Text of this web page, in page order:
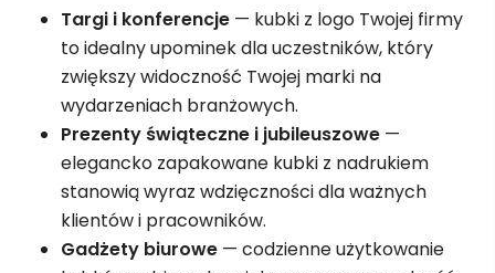
Targi i konferencje — kubki z logo Twojej firmy
to idealny upominek dla uczestników, który
zwiększy widoczność Twojej marki na
wydarzeniach branżowych.
Prezenty świąteczne i jubileuszowe —
elegancko zapakowane kubki z nadrukiem
stanowią wyraz wdzięczności dla ważnych
klientów i pracowników.
Gadżety biurowe — codzienne użytkowanie